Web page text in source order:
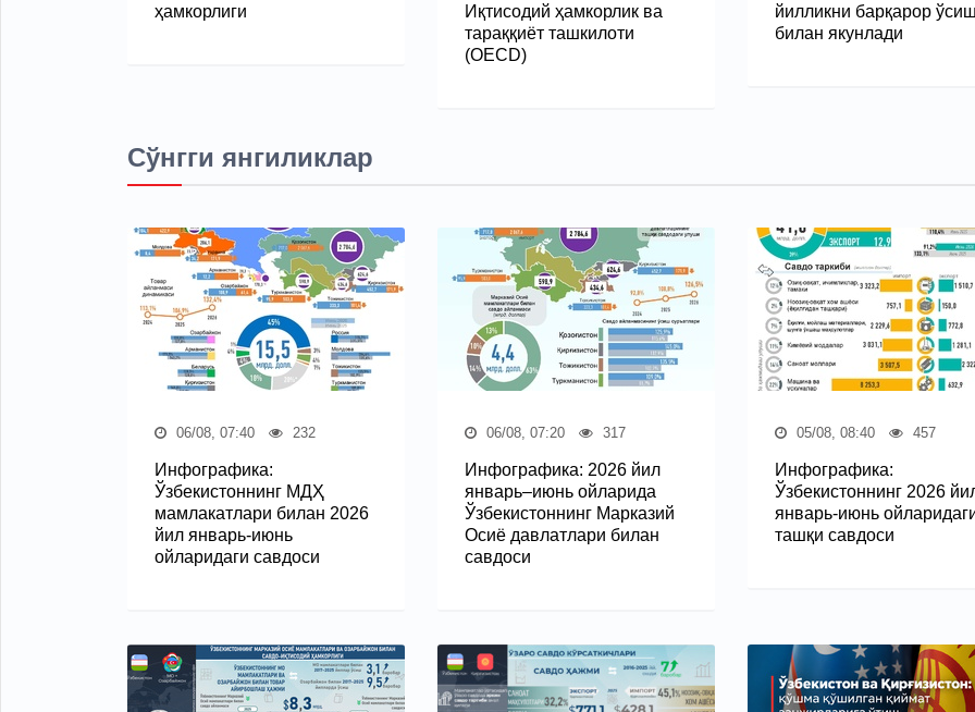
ҳамкорлиги
Иқтисодий ҳамкорлик ва
тараққиёт ташкилоти
(OECD)
йилликни барқарор
билан якунлади
Сўнгги янгиликлар
06/08, 07:40 232
Инфографика:
Ўзбекистоннинг МДҲ
мамлакатлари билан 2026
йил январь-июнь
ойларидаги савдоси
06/08, 07:20 317
Инфографика: 2026 йил
январь–июнь ойларида
Ўзбекистоннинг Марказий
Осиё давлатлари билан
савдоси
05/08, 08:40 457
Инфографика:
Ўзбекистоннинг 2026
январь-июнь
ташқи савдоси